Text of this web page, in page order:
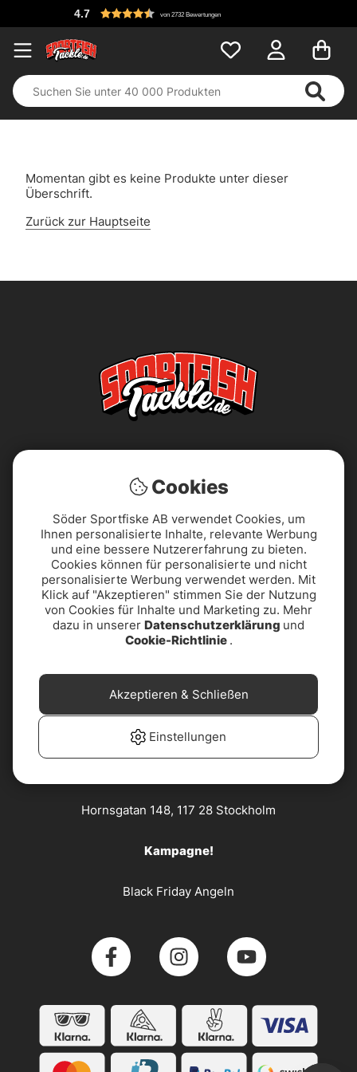
4.7 von 2732 Bewertungen
Momentan gibt es keine Produkte unter dieser
Überschrift.
Zurück zur Hauptseite
AGB Barrierefreiheitserklärung
Datenschutzerklärung Impressum
PRODUKTUNTERSTÜTZUNG
& KONTAKT
Reklamationen
Widerrufsbelehrung Über uns
Kundenservice
Hornsgatan 148, 117 28 Stockholm
Kampagne!
Black Friday Angeln
Cookies
Söder Sportfiske AB verwendet Cookies, um
Ihnen personalisierte Inhalte, relevante Werbung
und eine bessere Nutzererfahrung zu bieten.
Cookies können für personalisierte und nicht
personalisierte Werbung verwendet werden. Mit
Klick auf "Akzeptieren" stimmen Sie der Nutzung
von Cookies für Inhalte und Marketing zu. Mehr
dazu in unserer Datenschutzerklärung und
Cookie-Richtlinie .
Einstellungen
Akzeptieren & Schließen